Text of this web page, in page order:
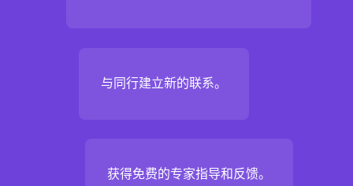
与同行建立新的联系。
获得免费的专家指导和反馈。